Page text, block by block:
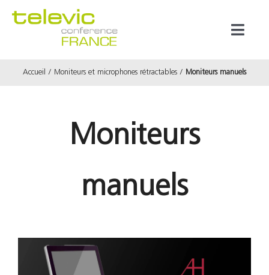
Produits
Accueil Moniteurs et microphones rétractables Moniteurs manuels
Moniteurs
manuels